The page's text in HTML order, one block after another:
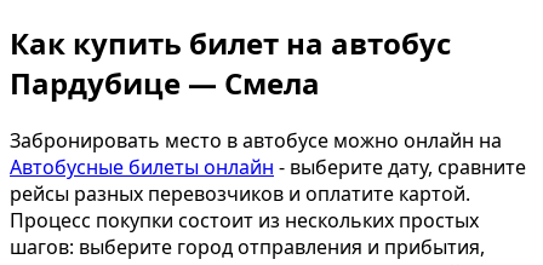
Как купить билет на автобус
Пардубице — Смела
Забронировать место в автобусе можно онлайн на
Автобусные билеты онлайн - выберите дату, сравните
рейсы разных перевозчиков и оплатите картой.
Процесс покупки состоит из нескольких простых
шагов: выберите город отправления и прибытия,